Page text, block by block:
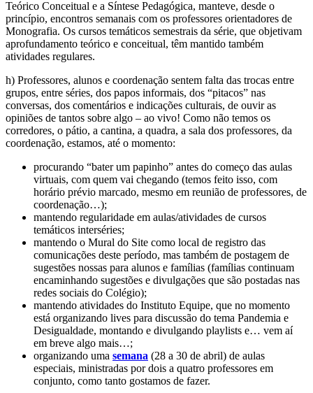
Teórico Conceitual e a Síntese Pedagógica, manteve, desde o
princípio, encontros semanais com os professores orientadores de
Monografia. Os cursos temáticos semestrais da série, que objetivam
aprofundamento teórico e conceitual, têm mantido também
atividades regulares.
h) Professores, alunos e coordenação sentem falta das trocas entre
grupos, entre séries, dos papos informais, dos “pitacos” nas
conversas, dos comentários e indicações culturais, de ouvir as
opiniões de tantos sobre algo – ao vivo! Como não temos os
corredores, o pátio, a cantina, a quadra, a sala dos professores, da
coordenação, estamos, até o momento:
procurando “bater um papinho” antes do começo das aulas
virtuais, com quem vai chegando (temos feito isso, com
horário prévio marcado, mesmo em reunião de professores, de
coordenação…);
mantendo regularidade em aulas/atividades de cursos
temáticos interséries;
mantendo o Mural do Site como local de registro das
comunicações deste período, mas também de postagem de
sugestões nossas para alunos e famílias (famílias continuam
encaminhando sugestões e divulgações que são postadas nas
redes sociais do Colégio);
mantendo atividades do Instituto Equipe, que no momento
está organizando lives para discussão do tema Pandemia e
Desigualdade, montando e divulgando playlists e… vem aí
em breve algo mais…;
organizando uma semana (28 a 30 de abril) de aulas
especiais, ministradas por dois a quatro professores em
conjunto, como tanto gostamos de fazer.